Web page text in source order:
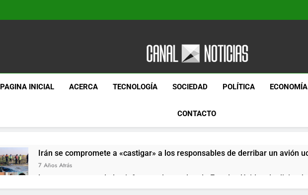
Canal Noticias
Canal Noticias
PAGINA INICIAL ACERCA TECNOLOGÍA SOCIEDAD POLÍTICA ECONOMÍA
CONTACTO
Irán se compromete a «castigar» a los responsables de derribar un avión
7 Años Atrás
Lo que se espera de los informes de empleo de Estados Unidos de
7 Años Atrás